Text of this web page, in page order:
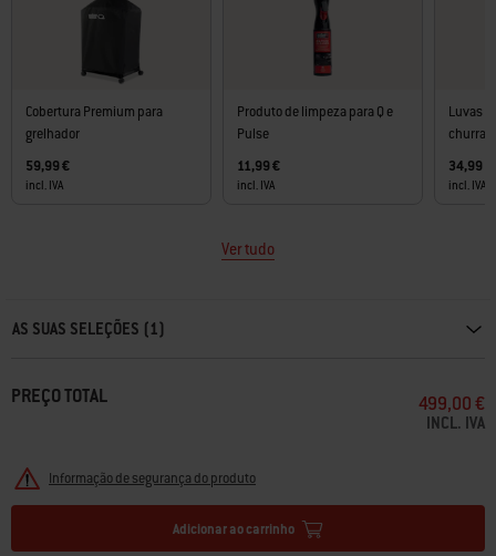
Cobertura Premium para
grelhador
59,99 €
incl. IVA
Produto de limpeza para Q e
Pulse
11,99 €
incl. IVA
Luvas
34,99 €
incl. IVA
Ver tudo
AS SUAS SELEÇÕES (1)
PREÇO TOTAL 499,00 €
INCL. IVA
Informação de segurança do produto
Adicionar ao carrinho